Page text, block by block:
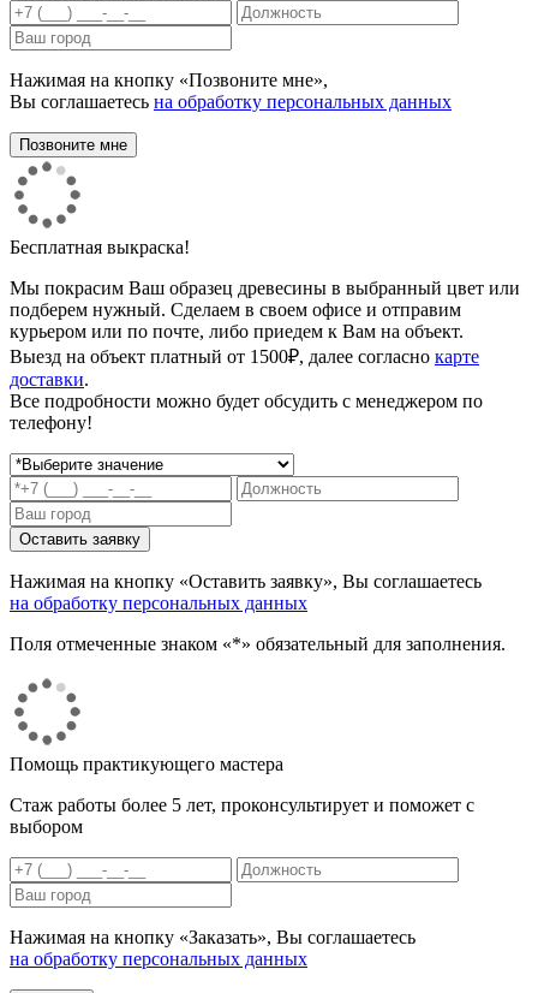
Нажимая на кнопку «Позвоните мне»,
Вы соглашаетесь на обработку персональных данных
Бесплатная выкраска!
Мы покрасим Ваш образец древесины в выбранный цвет или
подберем нужный. Сделаем в своем офисе и отправим
курьером или по почте, либо приедем к Вам на объект.
Выезд на объект платный от 1500₽, далее согласно карте
доставки.
Все подробности можно будет обсудить с менеджером по
телефону!
Нажимая на кнопку «Оставить заявку», Вы соглашаетесь
на обработку персональных данных
Поля отмеченные знаком «*» обязательный для заполнения.
Помощь практикующего мастера
Стаж работы более 5 лет, проконсультирует и поможет с
выбором
Нажимая на кнопку «Заказать», Вы соглашаетесь
на обработку персональных данных